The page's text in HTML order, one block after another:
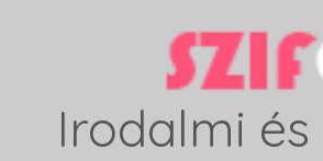
Irodalmi